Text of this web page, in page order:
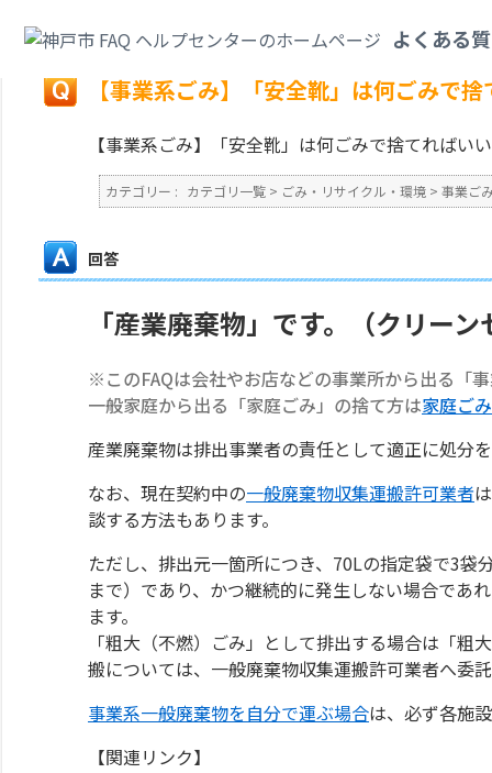
よくある
戻る
【事業系ごみ】「安全靴」は何ごみで
【事業系ごみ】「安全靴」は何ごみで捨てればい
カテゴリー : カテゴリ一覧 > ごみ・リサイクル・環境 > 事業ご
回答
「産業廃棄物」です。（クリー
※このFAQは会社やお店などの事業所から出る「
一般家庭から出る「家庭ごみ」の捨て方は家庭ご
産業廃棄物は排出事業者の責任として適正に処分
なお、現在契約中の一般廃棄物収集運搬許可業者
談する方法もあります。
ただし、排出元一箇所につき、70Lの指定袋で3
まで）であり、かつ継続的に発生しない場合であ
ます。
「粗大（不燃）ごみ」として排出する場合は「
搬については、一般廃棄物収集運搬許可業者へ委
事業系一般廃棄物を自分で運ぶ場合は、必ず各施
【関連リンク】